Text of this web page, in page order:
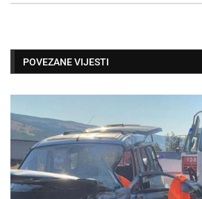
POVEZANE VIJESTI